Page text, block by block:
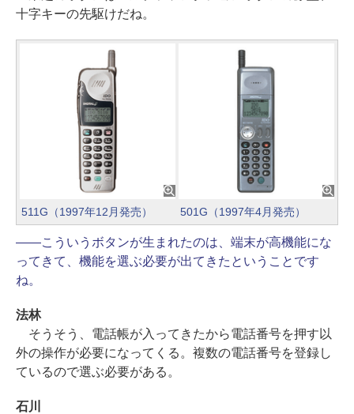
十字キーの先駆けだね。
511G（1997年12月発売） 501G（1997年4月発売）
――こういうボタンが生まれたのは、端末が高機能にな
ってきて、機能を選ぶ必要が出てきたということです
ね。
法林
そうそう、電話帳が入ってきたから電話番号を押す以
外の操作が必要になってくる。複数の電話番号を登録し
ているので選ぶ必要がある。
石川